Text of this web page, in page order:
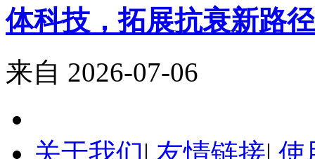
体科技，拓展抗衰新路径
来自 2026-07-06
关于我们| 友情链接| 使